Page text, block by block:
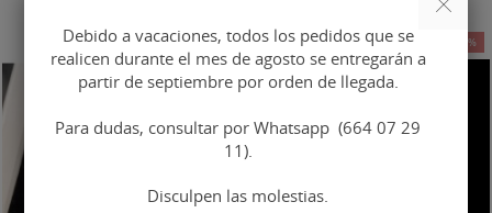
-10% -10%
Debido a vacaciones, todos los pedidos que se
realicen durante el mes de agosto se entregarán a
partir de septiembre por orden de llegada.
Para dudas, consultar por Whatsapp (664 07 29
11).
Disculpen las molestias.